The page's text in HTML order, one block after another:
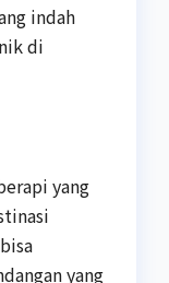
indah
di
yang
yang